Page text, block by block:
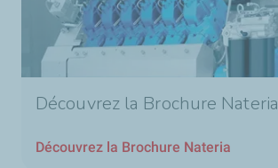
Découvrez la Brochure Nateria
Découvrez la Brochure Nateria